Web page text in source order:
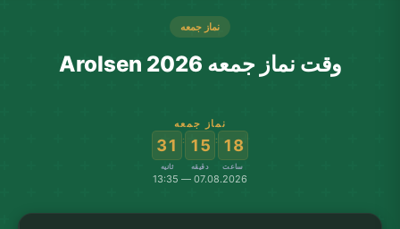
نماز جمعه
وقت نماز جمعه Arolsen 2026
نماز جمعه
18
ساعت
:
15
دقیقه
:
31
ثانیه
07.08.2026 — 13:35